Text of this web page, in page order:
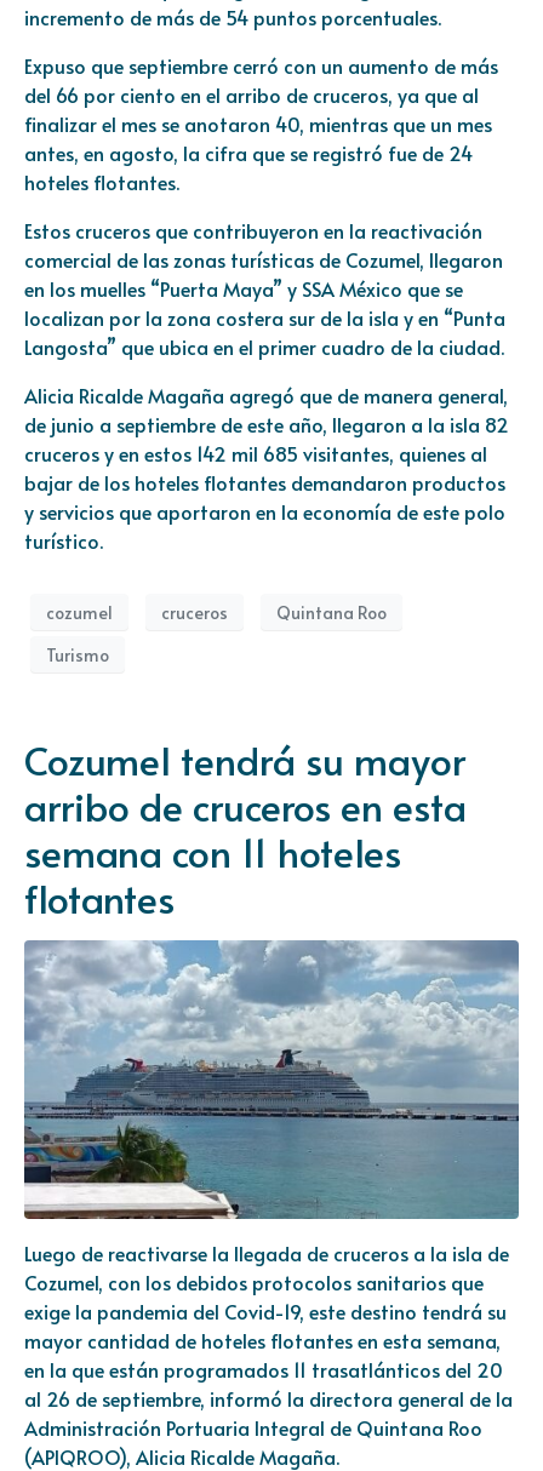
incremento de más de 54 puntos porcentuales.
Expuso que septiembre cerró con un aumento de más
del 66 por ciento en el arribo de cruceros, ya que al
finalizar el mes se anotaron 40, mientras que un mes
antes, en agosto, la cifra que se registró fue de 24
hoteles flotantes.
Estos cruceros que contribuyeron en la reactivación
comercial de las zonas turísticas de Cozumel, llegaron
en los muelles “Puerta Maya” y SSA México que se
localizan por la zona costera sur de la isla y en “Punta
Langosta” que ubica en el primer cuadro de la ciudad.
Alicia Ricalde Magaña agregó que de manera general,
de junio a septiembre de este año, llegaron a la isla 82
cruceros y en estos 142 mil 685 visitantes, quienes al
bajar de los hoteles flotantes demandaron productos
y servicios que aportaron en la economía de este polo
turístico.
cozumel cruceros
Quintana Roo
Turismo
Cozumel tendrá su mayor
arribo de cruceros en esta
semana con 11 hoteles
flotantes
Luego de reactivarse la llegada de cruceros a la isla de
Cozumel, con los debidos protocolos sanitarios que
exige la pandemia del Covid-19, este destino tendrá su
mayor cantidad de hoteles flotantes en esta semana,
en la que están programados 11 trasatlánticos del 20
al 26 de septiembre, informó la directora general de la
Administración Portuaria Integral de Quintana Roo
(APIQROO), Alicia Ricalde Magaña.